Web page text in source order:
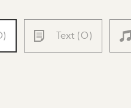
) Text (0)